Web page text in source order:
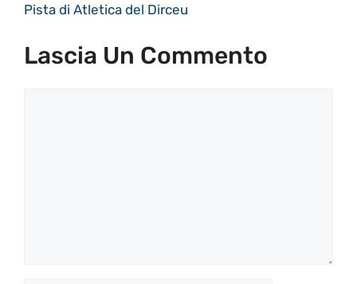
Pista di Atletica del Dirceu
Lascia Un Commento